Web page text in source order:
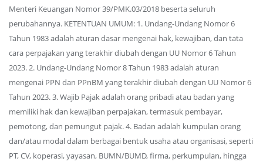
Menteri Keuangan Nomor 39/PMK.03/2018 beserta seluruh
perubahannya. KETENTUAN UMUM: 1. Undang-Undang Nomor 6
Tahun 1983 adalah aturan dasar mengenai hak, kewajiban, dan tata
cara perpajakan yang terakhir diubah dengan UU Nomor 6 Tahun
2023. 2. Undang-Undang Nomor 8 Tahun 1983 adalah aturan
mengenai PPN dan PPnBM yang terakhir diubah dengan UU Nomor 6
Tahun 2023. 3. Wajib Pajak adalah orang pribadi atau badan yang
memiliki hak dan kewajiban perpajakan, termasuk pembayar,
pemotong, dan pemungut pajak. 4. Badan adalah kumpulan orang
dan/atau modal dalam berbagai bentuk usaha atau organisasi, seperti
PT, CV, koperasi, yayasan, BUMN/BUMD, firma, perkumpulan, hingga